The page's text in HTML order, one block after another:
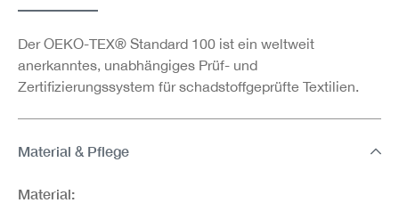
Der OEKO-TEX® Standard 100 ist ein weltweit
anerkanntes, unabhängiges Prüf- und
Zertifizierungssystem für schadstoffgeprüfte Textilien.
Material & Pflege
Material: